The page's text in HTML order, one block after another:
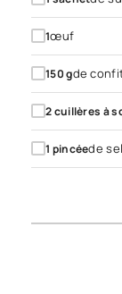
1œuf
150gde
2cuillères à
1 pincéede sel